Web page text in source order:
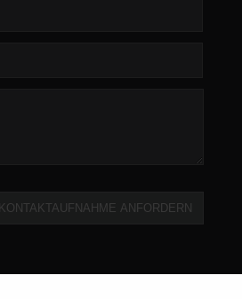
KONTAKTAUFNAHME ANFORDERN